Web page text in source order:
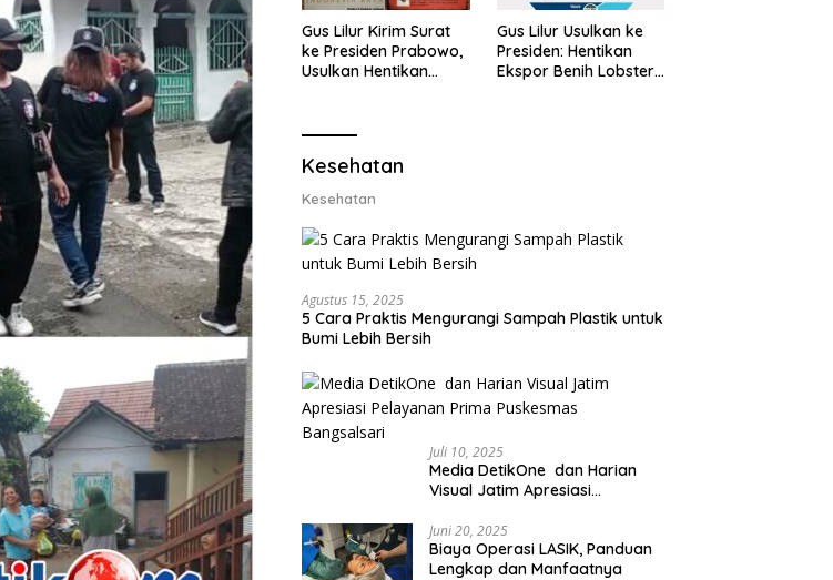
Gus Lilur Kirim Surat
ke Presiden Prabowo,
Usulkan Hentikan
Lobster 50 Gram
Gus Lilur Usulkan ke
Presiden: Hentikan
Ekspor Benih Lobster,
Kesehatan
Kesehatan
Agustus 15, 2025
5 Cara Praktis Mengurangi Sampah Plastik untuk
Bumi Lebih Bersih
Juli 10, 2025
Media DetikOne dan Harian
Visual Jatim Apresiasi
Bangsalsari
Juni 20, 2025
Biaya Operasi LASIK, Panduan
Lengkap dan Manfaatnya